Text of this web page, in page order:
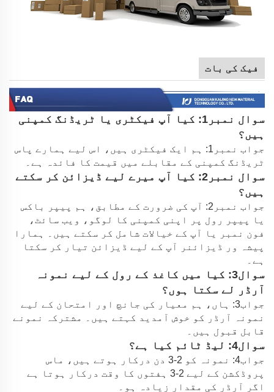
فیک کی بات
سوال نمبر1: کیا آپ فیکٹری یا ٹریڈنگ کمپنی
ہیں؟
جواب نمبر1: ہم ایک فیکٹری ہیں، اس لیے ہمارے پاس
ٹریڈنگ کمپنی کے مقابلے میں قیمت کا فائدہ ہے۔
سوال نمبر2: کیا آپ میرے لیے ڈیزائن کر سکتے
ہیں؟
جواب نمبر2: آپ کی ضرورت کے مطابق، ہم پیپر باکس
یا پیپر رول پر اپنی کمپنی کا لوگو، ویب سائٹ،
فون نمبر یا آپ کے خیالات شامل کر سکتے ہیں۔ ہمارا
پیشہ ور ڈیزائنر آپ کے لیے ڈیزائن تیار کر سکتا
ہے۔
سوال3: کیا میں کاغذ کے رول کے لیے نمونہ
آرڈر لے سکتا ہوں؟
جواب3: ہاں، ہم معیار کی جانچ اور امتحان کے لیے
نمونہ آرڈر کو خوش آمدید کہتے ہیں۔ مشترکہ نمونے
قابل قبول ہیں۔
سوال4: لیڈ ٹائم کیا ہے؟
جواب4: نمونہ کو 2-3 دن درکار ہوتے ہیں، ماس
پروڈکشن کے لیے 2-3 ہفتوں کا وقت درکار ہوتا ہے
اگر آرڈر کی مقدار زیادہ ہو۔